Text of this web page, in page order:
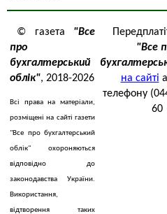
© газета "Все
про
бухгалтерський
облік", 2018-2026
Всі права на матеріали,
розміщені на сайті газети
"Все про бухгалтерський
облік" охороняються
відповідно до
законодавства України.
Використання,
відтворення таких
"Все
на сайті
телефону
60